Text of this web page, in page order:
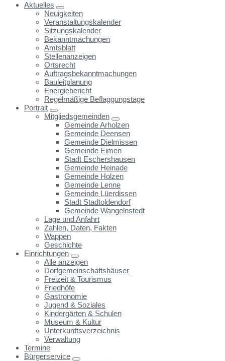
Aktuelles
Neuigkeiten
Veranstaltungskalender
Sitzungskalender
Bekanntmachungen
Amtsblatt
Stellenanzeigen
Ortsrecht
Auftragsbekanntmachungen
Bauleitplanung
Energiebericht
Regelmäßige Beflaggungstage
Portrait
Mitgliedsgemeinden
Gemeinde Arholzen
Gemeinde Deensen
Gemeinde Dielmissen
Gemeinde Eimen
Stadt Eschershausen
Gemeinde Heinade
Gemeinde Holzen
Gemeinde Lenne
Gemeinde Lüerdissen
Stadt Stadtoldendorf
Gemeinde Wangelnstedt
Lage und Anfahrt
Zahlen, Daten, Fakten
Wappen
Geschichte
Einrichtungen
Alle anzeigen
Dorfgemeinschaftshäuser
Freizeit & Tourismus
Friedhöfe
Gastronomie
Jugend & Soziales
Kindergärten & Schulen
Museum & Kultur
Unterkunftsverzeichnis
Verwaltung
Termine
Bürgerservice